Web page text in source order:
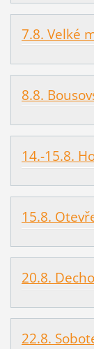
7.8. Velké
8.8.
14.-15.8.
15.8.
20.8.
22.8.